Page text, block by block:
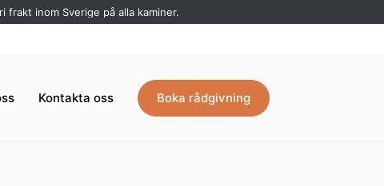
frakt inom Sverige på alla kaminer.
Kontakta oss Boka rådgivning